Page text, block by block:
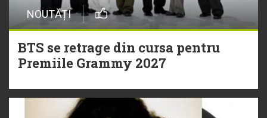
NOUTĂȚI
BTS se retrage din cursa pentru
Premiile Grammy 2027